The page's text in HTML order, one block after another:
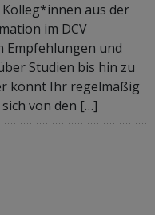
aus der
im DCV
Empfehlungen und
Studien bis hin zu
könnt Ihr regelmäßig
von den […]